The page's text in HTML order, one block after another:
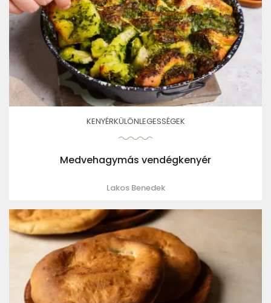
KENYÉRKÜLÖNLEGESSÉGEK
Medvehagymás vendégkenyér
Lakos Benedek